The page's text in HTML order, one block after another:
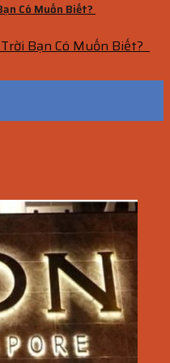
Có Muốn Biết?
Trời Bạn Có Muốn Biết?